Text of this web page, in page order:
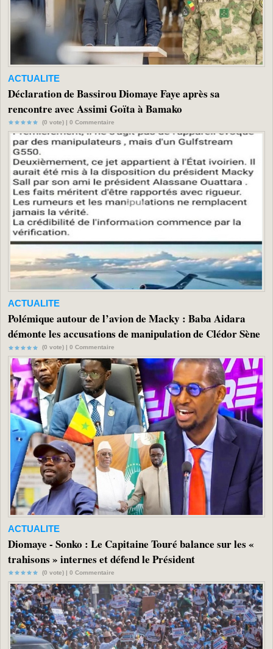
ACTUALITE
Déclaration de Bassirou Diomaye Faye après sa
rencontre avec Assimi Goïta à Bamako
(0 vote) | 0 Commentaire
ACTUALITE
Polémique autour de l’avion de Macky : Baba Aidara
démonte les accusations de manipulation de Clédor Sène
(0 vote) | 0 Commentaire
ACTUALITE
Diomaye - Sonko : Le Capitaine Touré balance sur les «
trahisons » internes et défend le Président
(0 vote) | 0 Commentaire